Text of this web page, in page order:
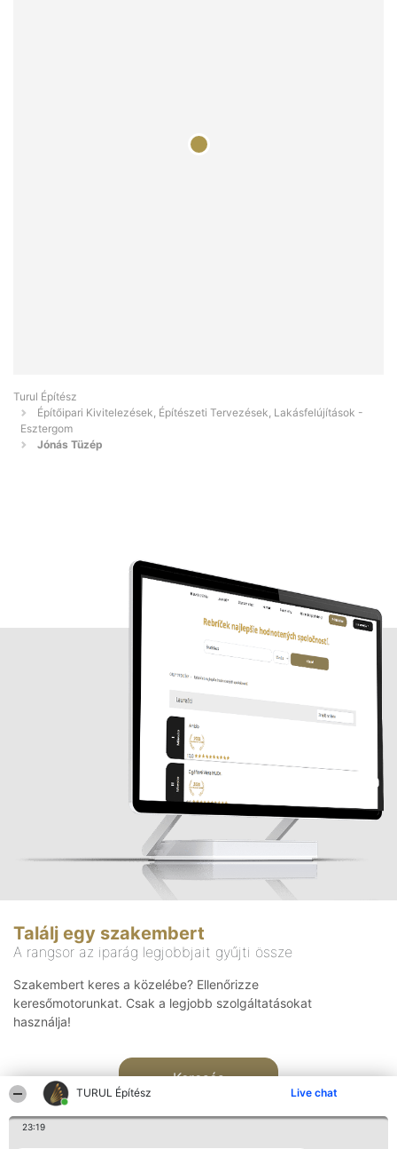
TURUL Építész Live chat
23:19
Turul Építész
Építőipari Kivitelezések, Építészeti Tervezések, Lakásfelújítások -
Esztergom
Jónás Tüzép
Találj egy szakembert
A rangsor az iparág legjobbjait gyűjti össze
Szakembert keres a közelébe? Ellenőrizze
keresőmotorunkat. Csak a legjobb szolgáltatásokat
használja!
Keresés